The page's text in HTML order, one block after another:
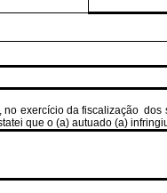
exercício da fiscalização dos
que o (a) autuado (a)